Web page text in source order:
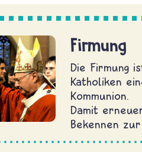
Firmung
Die Firmung
Katholiken
Kommunion.
Damit
Bekennen